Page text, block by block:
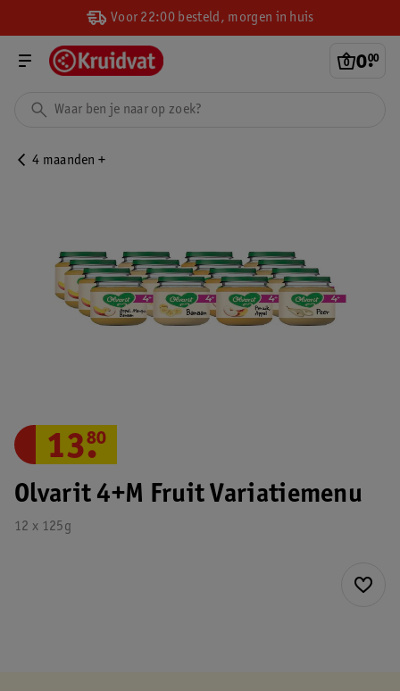
Voor 22:00 besteld, morgen in huis
0.
00
4 maanden +
Olvarit 4+M Fruit Variatiemenu
12 x 125g
13.
80